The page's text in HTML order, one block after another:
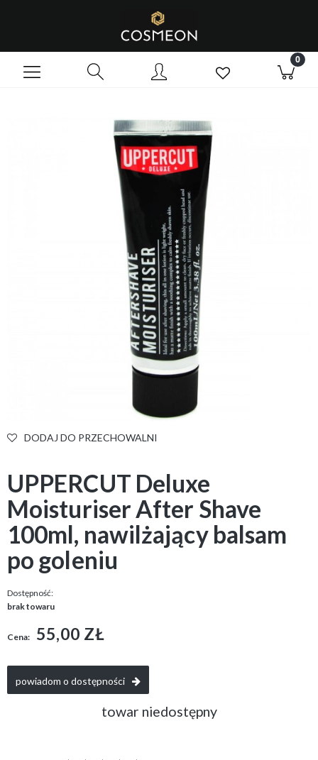
DODAJ DO PRZECHOWALNI
UPPERCUT Deluxe
Moisturiser After Shave
100ml, nawilżający balsam
po goleniu
Dostępność:
brak towaru
Cena: 55,00 ZŁ
powiadom o dostępności
towar niedostępny